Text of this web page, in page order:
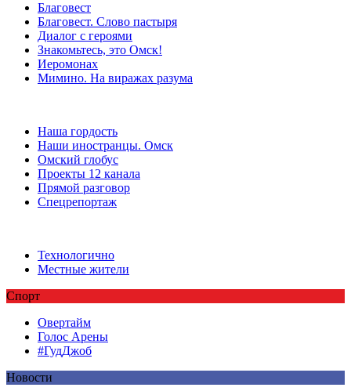
Благовест
Благовест. Слово пастыря
Диалог с героями
Знакомьтесь, это Омск!
Иеромонах
Мимино. На виражах разума
Наша гордость
Наши иностранцы. Омск
Омский глобус
Проекты 12 канала
Прямой разговор
Спецрепортаж
Технологично
Местные жители
Спорт
Овертайм
Голос Арены
#ГудДжоб
Новости